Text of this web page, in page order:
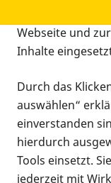
Webseite und
Inhalte
Durch das
auswählen“
einverstanden
hierdurch
Tools einsetzt.
jederzeit mit